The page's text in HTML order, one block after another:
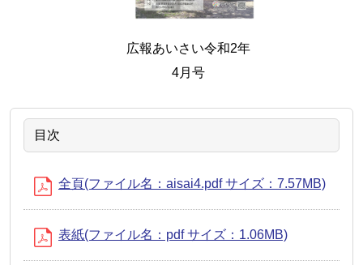
広報あいさい令和2年
4月号
目次
全頁(ファイル名：aisai4.pdf サイズ：7.57MB)
表紙(ファイル名：pdf サイズ：1.06MB)